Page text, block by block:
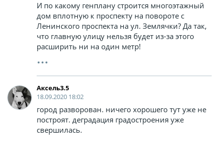
И по какому генплану строится многоэтажный
дом вплотную к проспекту на повороте с
Ленинского проспекта на ул. Землячки? Да так,
что главную улицу нельзя будет из-за этого
расширить ни на один метр!
Аксель3.5
18.09.2020 18:02
город разворован. ничего хорошего тут уже не
построят. деградация градостроения уже
свершилась.